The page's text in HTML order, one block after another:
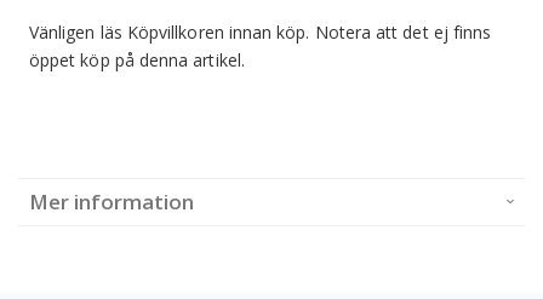
Vänligen läs Köpvillkoren innan köp. Notera att det ej finns
öppet köp på denna artikel.
Mer information